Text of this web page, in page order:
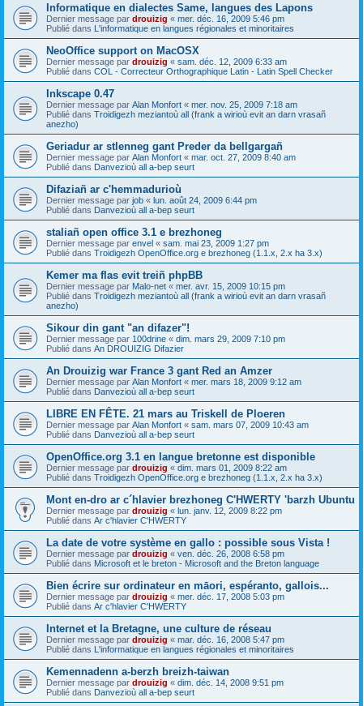
Informatique en dialectes Same, langues des Lapons
Dernier message par drouizig « mer. déc. 16, 2009 5:46 pm
Publié dans L'informatique en langues régionales et minoritaires
NeoOffice support on MacOSX
Dernier message par drouizig « sam. déc. 12, 2009 6:33 am
Publié dans COL - Correcteur Orthographique Latin - Latin Spell Checker
Inkscape 0.47
Dernier message par Alan Monfort « mer. nov. 25, 2009 7:18 am
Publié dans Troidigezh meziantoù all (frank a wirioù evit an darn vrasañ
anezho)
Geriadur ar stlenneg gant Preder da bellgargañ
Dernier message par Alan Monfort « mar. oct. 27, 2009 8:40 am
Publié dans Danvezioù all a-bep seurt
Difaziañ ar c'hemmadurioù
Dernier message par job « lun. août 24, 2009 6:44 pm
Publié dans Danvezioù all a-bep seurt
staliañ open office 3.1 e brezhoneg
Dernier message par envel « sam. mai 23, 2009 1:27 pm
Publié dans Troidigezh OpenOffice.org e brezhoneg (1.1.x, 2.x ha 3.x)
Kemer ma flas evit treiñ phpBB
Dernier message par Malo-net « mer. avr. 15, 2009 10:15 pm
Publié dans Troidigezh meziantoù all (frank a wirioù evit an darn vrasañ
anezho)
Sikour din gant "an difazer"!
Dernier message par 100drine « dim. mars 29, 2009 7:10 pm
Publié dans An DROUIZIG Difazier
An Drouizig war France 3 gant Red an Amzer
Dernier message par Alan Monfort « mer. mars 18, 2009 9:12 am
Publié dans Danvezioù all a-bep seurt
LIBRE EN FÊTE. 21 mars au Triskell de Ploeren
Dernier message par Alan Monfort « sam. mars 07, 2009 10:43 am
Publié dans Danvezioù all a-bep seurt
OpenOffice.org 3.1 en langue bretonne est disponible
Dernier message par drouizig « dim. mars 01, 2009 8:22 am
Publié dans Troidigezh OpenOffice.org e brezhoneg (1.1.x, 2.x ha 3.x)
Mont en-dro ar c´hlavier brezhoneg C'HWERTY 'barzh Ubuntu
Dernier message par drouizig « lun. janv. 12, 2009 8:22 pm
Publié dans Ar c'hlavier C'HWERTY
La date de votre système en gallo : possible sous Vista !
Dernier message par drouizig « ven. déc. 26, 2008 6:58 pm
Publié dans Microsoft et le breton - Microsoft and the Breton language
Bien écrire sur ordinateur en māori, espéranto, gallois...
Dernier message par drouizig « mer. déc. 17, 2008 5:03 pm
Publié dans Ar c'hlavier C'HWERTY
Internet et la Bretagne, une culture de réseau
Dernier message par drouizig « mar. déc. 16, 2008 5:47 pm
Publié dans L'informatique en langues régionales et minoritaires
Kemennadenn a-berzh breizh-taiwan
Dernier message par drouizig « dim. déc. 14, 2008 9:51 pm
Publié dans Danvezioù all a-bep seurt